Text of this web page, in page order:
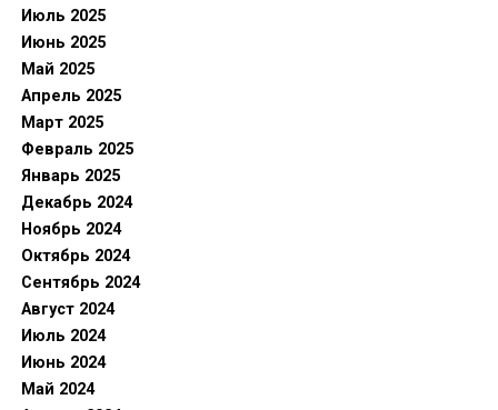
Июль 2025
Июнь 2025
Май 2025
Апрель 2025
Март 2025
Февраль 2025
Январь 2025
Декабрь 2024
Ноябрь 2024
Октябрь 2024
Сентябрь 2024
Август 2024
Июль 2024
Июнь 2024
Май 2024